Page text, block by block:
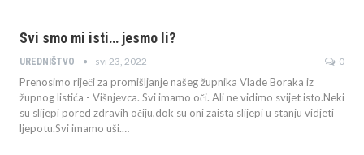
Svi smo mi isti… jesmo li?
UREDNIŠTVO svi 23, 2022 0
Prenosimo riječi za promišljanje našeg župnika Vlade Boraka iz
župnog listića - Višnjevca. Svi imamo oči. Ali ne vidimo svijet isto.Neki
su slijepi pored zdravih očiju,dok su oni zaista slijepi u stanju vidjeti
ljepotu.Svi imamo uši.…